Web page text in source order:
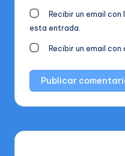
Recibir un email
esta entrada.
Recibir un email